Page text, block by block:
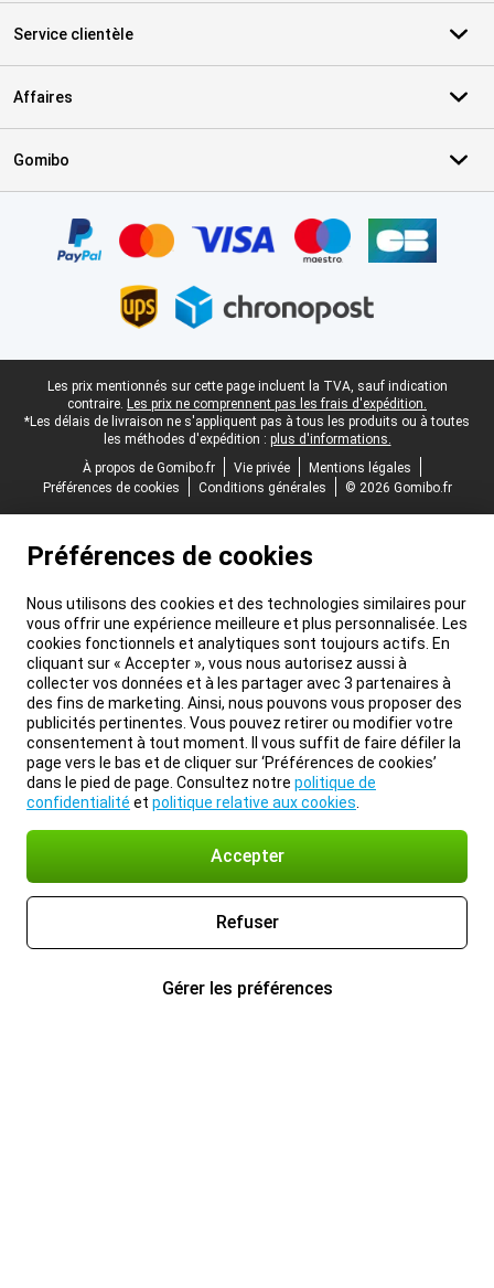
Service clientèle
Affaires
Gomibo
Pied-de-page légal
Les prix mentionnés sur cette page incluent la TVA, sauf indication
contraire. Les prix ne comprennent pas les frais d'expédition.
*Les délais de livraison ne s'appliquent pas à tous les produits ou à toutes
les méthodes d'expédition : plus d'informations.
À propos de Gomibo.fr
Vie privée
Mentions légales
Préférences de cookies
Conditions générales © 2026 Gomibo.fr
Préférences de cookies
Nous utilisons des cookies et des technologies similaires pour
vous offrir une expérience meilleure et plus personnalisée. Les
cookies fonctionnels et analytiques sont toujours actifs. En
cliquant sur « Accepter », vous nous autorisez aussi à
collecter vos données et à les partager avec 3 partenaires à
des fins de marketing. Ainsi, nous pouvons vous proposer des
publicités pertinentes. Vous pouvez retirer ou modifier votre
consentement à tout moment. Il vous suffit de faire défiler la
page vers le bas et de cliquer sur ‘Préférences de cookies’
dans le pied de page. Consultez notre politique de
confidentialité et politique relative aux cookies
Accepter
Refuser
Gérer les préférences